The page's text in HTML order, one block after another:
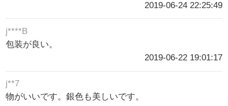
2019-06-24 22:25:49
j****B
包装が良い。
2019-06-22 19:01:17
j**7
物がいいです。銀色も美しいです。